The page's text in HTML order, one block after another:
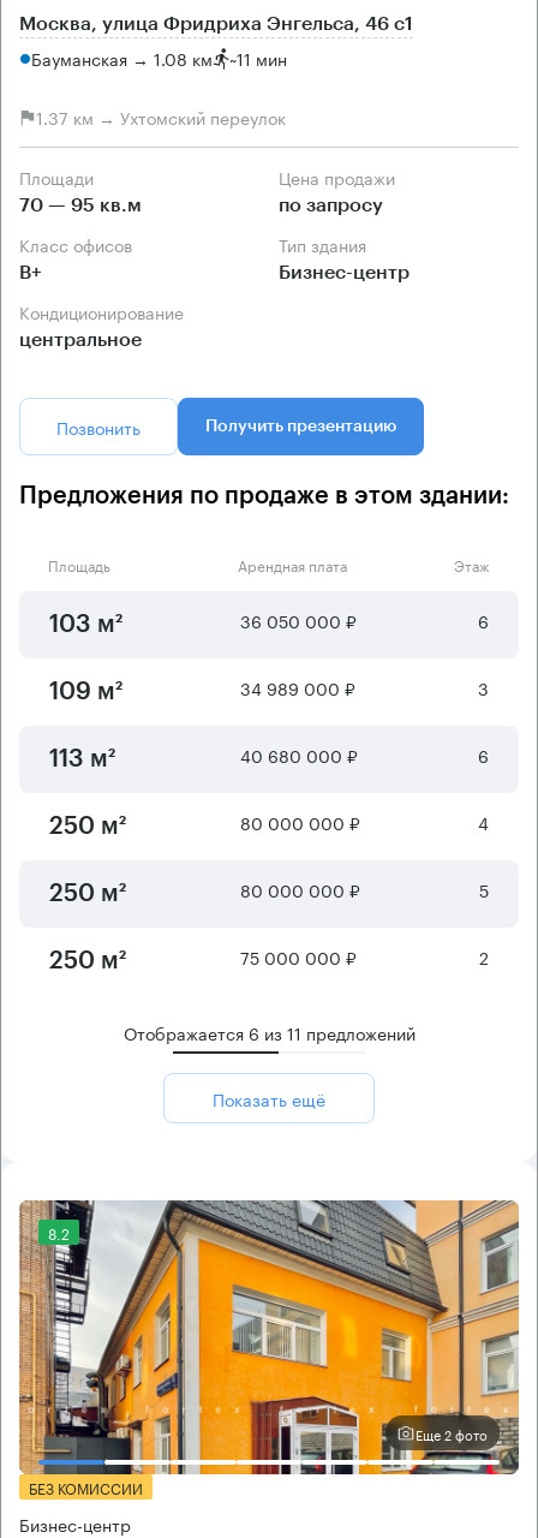
Москва, улица Фридриха Энгельса, 46 с1
Бауманская → 1.08 км ~11 мин
1.37 км → Ухтомский переулок
Площади
70 — 95 кв.м
Цена продажи
по запросу
Класс офисов
B+
Тип здания
Бизнес-центр
Кондиционирование
центральное
Позвонить Получить презентацию
Предложения по продаже в этом здании:
Площадь Арендная плата Этаж
103 м² 36 050 000 ₽ 6
109 м² 34 989 000 ₽ 3
113 м² 40 680 000 ₽ 6
250 м² 80 000 000 ₽ 4
250 м² 80 000 000 ₽ 5
250 м² 75 000 000 ₽ 2
Отображается 6 из11 предложений
Показать ещё
8.2
Еще 2 фото
БЕЗ КОМИССИИ
Бизнес-центр